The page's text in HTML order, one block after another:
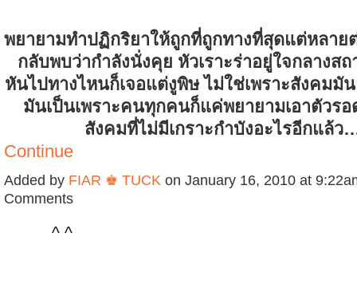
พยายามทำปฏิกริยาให้ถูกที่ถูกทางที่สุดแต่หลาย
กลับพบว่ากำลังนั่งคุย หัวเราะร่าอยู่ใจกลางสถ
หันไปทางไหนก็เจอแต่งูพิษ ไม่ใช่เพราะสังคมมั
มันเป็นเพราะคนทุกคนก็แค่พยายามเอาตัวรอ
สังคมที่ไม่มีเกราะกำบังอะไรอีกแล้ว
Continue
Added by FIAR ♚ TUCK on January 16, 2010 at
Comments
^ ^